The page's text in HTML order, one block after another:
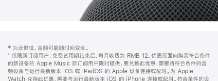
页
页
脚
注
‡ 为近似值。金额可能随时间变动。
⁺ 仅限新订阅用户。免费试用期结束后，每月收费为 RMB 12。优惠仅面向购买符合条件
的新设备的 Apple Music 新订阅用户限时提供。要兑换此优惠，需要将符合条件的音
频设备与运行最新版本 iOS 或 iPadOS 的 Apple 设备连接或配对。为 Apple
Watch 兑换此优惠，需要与运行最新版本 iOS 的 iPhone 连接或配对。符合条件的设